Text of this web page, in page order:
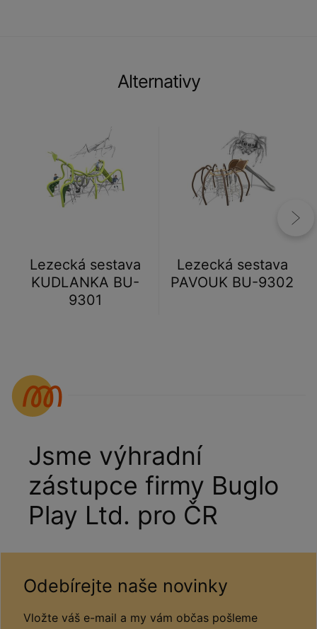
Alternativy
Lezecká sestava
KUDLANKA BU-
9301
Lezecká sestava
PAVOUK BU-9302
Jsme výhradní
zástupce firmy Buglo
Play Ltd. pro ČR
Odebírejte naše novinky
Vložte váš e-mail a my vám občas pošleme